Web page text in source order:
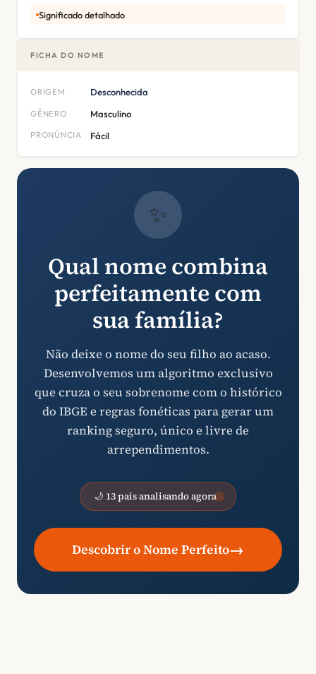
Significado detalhado
FICHA DO NOME
ORIGEM Desconhecida
GÊNERO Masculino
PRONÚNCIA Fácil
✨
Qual nome combina
perfeitamente com
sua família?
Não deixe o nome do seu filho ao acaso.
Desenvolvemos um algoritmo exclusivo
que cruza o seu sobrenome com o histórico
do IBGE e regras fonéticas para gerar um
ranking seguro, único e livre de
arrependimentos.
🌙 13 pais analisando agora
Descobrir o Nome Perfeito→